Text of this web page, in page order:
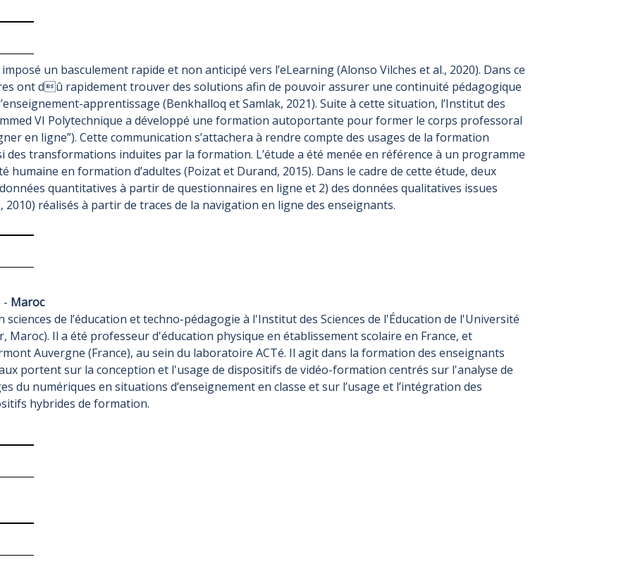
un basculement rapide et non anticipé vers l’eLearning (Alonso Vilches et al., 2020). Dans ce
ont dû rapidement trouver des solutions afin de pouvoir assurer une continuité pédagogique
apprentissage (Benkhalloq et Samlak, 2021). Suite à cette situation, l’Institut des
VI Polytechnique a développé une formation autoportante pour former le corps professoral
en ligne”). Cette communication s’attachera à rendre compte des usages de la formation
transformations induites par la formation. L’étude a été menée en référence à un programme
humaine en formation d’adultes (Poizat et Durand, 2015). Dans le cadre de cette étude, deux
quantitatives à partir de questionnaires en ligne et 2) des données qualitatives issues
réalisés à partir de traces de la navigation en ligne des enseignants.
- Maroc
de l’éducation et techno-pédagogie à l'Institut des Sciences de l'Éducation de l'Université
Maroc). Il a été professeur d'éducation physique en établissement scolaire en France, et
Auvergne (France), au sein du laboratoire ACTé. Il agit dans la formation des enseignants
portent sur la conception et l'usage de dispositifs de vidéo-formation centrés sur l'analyse de
du numériques en situations d’enseignement en classe et sur l’usage et l’intégration des
hybrides de formation.